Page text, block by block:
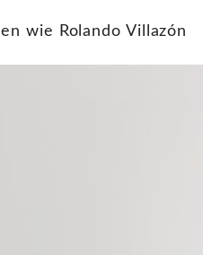
wie Rolando Villazón